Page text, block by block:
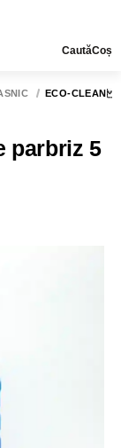
CautăCoș
ECO-CLEAN
parbriz 5